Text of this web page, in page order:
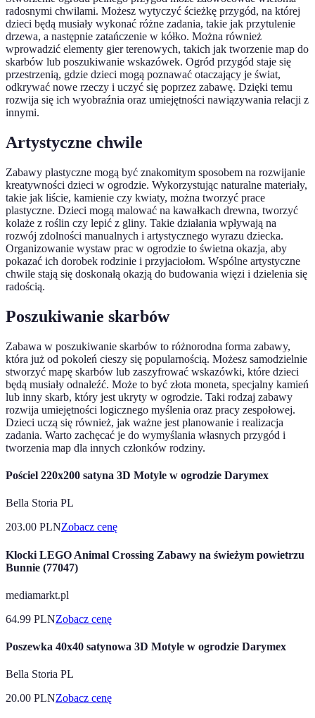
radosnymi chwilami. Możesz wytyczyć ścieżkę przygód, na której
dzieci będą musiały wykonać różne zadania, takie jak przytulenie
drzewa, a następnie zatańczenie w kółko. Można również
wprowadzić elementy gier terenowych, takich jak tworzenie map do
skarbów lub poszukiwanie wskazówek. Ogród przygód staje się
przestrzenią, gdzie dzieci mogą poznawać otaczający je świat,
odkrywać nowe rzeczy i uczyć się poprzez zabawę. Dzięki temu
rozwija się ich wyobraźnia oraz umiejętności nawiązywania relacji z
innymi.
Artystyczne chwile
Zabawy plastyczne mogą być znakomitym sposobem na rozwijanie
kreatywności dzieci w ogrodzie. Wykorzystując naturalne materiały,
takie jak liście, kamienie czy kwiaty, można tworzyć prace
plastyczne. Dzieci mogą malować na kawałkach drewna, tworzyć
kolaże z roślin czy lepić z gliny. Takie działania wpływają na
rozwój zdolności manualnych i artystycznego wyrazu dziecka.
Organizowanie wystaw prac w ogrodzie to świetna okazja, aby
pokazać ich dorobek rodzinie i przyjaciołom. Wspólne artystyczne
chwile stają się doskonałą okazją do budowania więzi i dzielenia się
radością.
Poszukiwanie skarbów
Zabawa w poszukiwanie skarbów to różnorodna forma zabawy,
która już od pokoleń cieszy się popularnością. Możesz samodzielnie
stworzyć mapę skarbów lub zaszyfrować wskazówki, które dzieci
będą musiały odnaleźć. Może to być złota moneta, specjalny kamień
lub inny skarb, który jest ukryty w ogrodzie. Taki rodzaj zabawy
rozwija umiejętności logicznego myślenia oraz pracy zespołowej.
Dzieci uczą się również, jak ważne jest planowanie i realizacja
zadania. Warto zachęcać je do wymyślania własnych przygód i
tworzenia map dla innych członków rodziny.
Pościel 220x200 satyna 3D Motyle w ogrodzie Darymex
Bella Storia PL
203.00 PLNZobacz cenę
Klocki LEGO Animal Crossing Zabawy na świeżym powietrzu
Bunnie (77047)
mediamarkt.pl
64.99 PLNZobacz cenę
Poszewka 40x40 satynowa 3D Motyle w ogrodzie Darymex
Bella Storia PL
20.00 PLNZobacz cenę